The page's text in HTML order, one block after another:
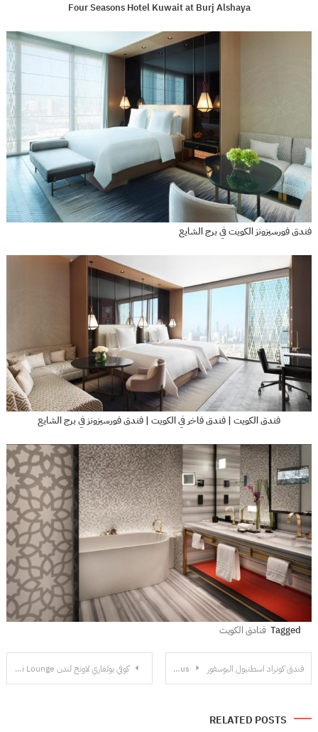
Four Seasons Hotel Kuwait at Burj Alshaya
فندق فورسيزونز الكويت في برج الشايع
فندق الكويت | فندق فاخر في الكويت | فندق فورسيزونز في برج الشايع
Tagged فنادق الكويت
تصفّح
كوفي بولغاري لاونج لندن The Bulgari Lounge فندق كونراد اسطنبول البوسفور Conrad Bosphorus
RELATED POSTS